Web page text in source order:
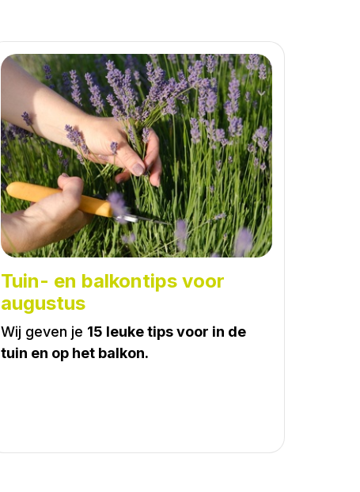
Tuin- en balkontips voor
augustus
Wij geven je 15 leuke tips voor in de
tuin en op het balkon.